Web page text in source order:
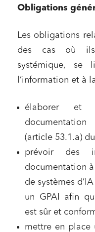
Obligations
Les obligations
des cas où ils
systémique, se
l’information et à
élaborer
(article 53.1.a)
prévoir des
documentation à
de systèmes
un GPAI afin
est sûr et
mettre en place